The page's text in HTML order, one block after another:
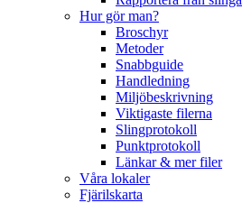
Hur gör man?
Broschyr
Metoder
Snabbguide
Handledning
Miljöbeskrivning
Viktigaste filerna
Slingprotokoll
Punktprotokoll
Länkar & mer filer
Våra lokaler
Fjärilskarta